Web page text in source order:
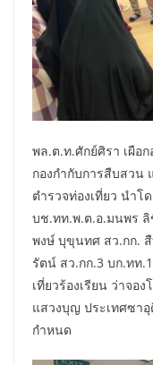
พล.ต.ท.ศักย์ศิรา เผือ
กองกำกับการสืบสวน
ตำรวจท่องเที่ยว นำ
บช.ทท.พ.ต.อ.มนพร
พงษ์ บุขุนทศ สว.กก.
รัตน์ สว.กก.3 บก.ทท
เที่ยวร้องเรียน ว่าจอ
แสวงบุญ ประเทศซาอุ
กำหนด